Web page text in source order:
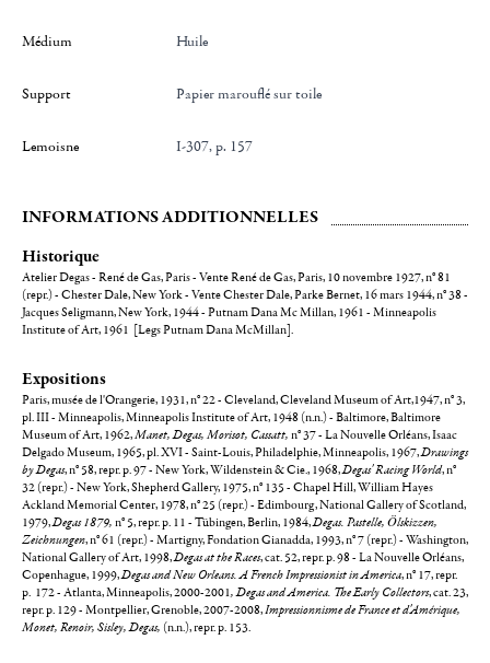
Médium Huile
Support Papier marouflé sur toile
Lemoisne I-307, p. 157
INFORMATIONS ADDITIONNELLES
Historique
Atelier Degas - René de Gas, Paris - Vente René de Gas, Paris, 10 novembre 1927, n° 81
(repr.) - Chester Dale, New York - Vente Chester Dale, Parke Bernet, 16 mars 1944, n° 38 -
Jacques Seligmann, New York, 1944 - Putnam Dana Mc Millan, 1961 - Minneapolis
Institute of Art, 1961 [Legs Putnam Dana McMillan].
Expositions
Paris, musée de l'Orangerie, 1931, n° 22 - Cleveland, Cleveland Museum of Art,1947, n° 3,
pl. III - Minneapolis, Minneapolis Institute of Art, 1948 (n.n.) - Baltimore, Baltimore
Museum of Art, 1962,Manet, Degas, Morisot, Cassatt, n° 37 - La Nouvelle Orléans, Isaac
Delgado Museum, 1965, pl. XVI - Saint-Louis, Philadelphie, Minneapolis, 1967,Drawings
by Degas, n° 58, repr. p. 97 - New York, Wildenstein & Cie., 1968,Degas' Racing World, n°
32 (repr.) - New York, Shepherd Gallery, 1975, n° 135 - Chapel Hill, William Hayes
Ackland Memorial Center, 1978, n° 25 (repr.) - Edimbourg, National Gallery of Scotland,
1979,Degas 1879, n° 5, repr. p. 11 - Tübingen, Berlin, 1984,Degas. Pastelle, Ölskizzen,
Zeichnungen, n° 61 (repr.) - Martigny, Fondation Gianadda, 1993, n° 7 (repr.) - Washington,
National Gallery of Art, 1998,Degas at the Races, cat. 52, repr. p. 98 - La Nouvelle Orléans,
Copenhague, 1999,Degas and New Orleans. A French Impressionist in America, n° 17, repr.
p. 172 - Atlanta, Minneapolis, 2000-2001, Degas and America. The Early Collectors, cat. 23,
repr. p. 129 - Montpellier, Grenoble, 2007-2008,Impressionnisme de France et d'Amérique,
Monet, Renoir, Sisley, Degas, (n.n.), repr. p. 153.